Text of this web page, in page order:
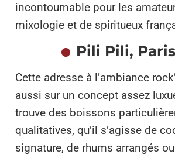
incontournable pour les
mixologie et de spiritueux
Pili Pili, Paris
Cette adresse à l’ambiance
aussi sur un concept assez
trouve des boissons
qualitatives, qu’il s’agisse de
signature, de rhums arrangés